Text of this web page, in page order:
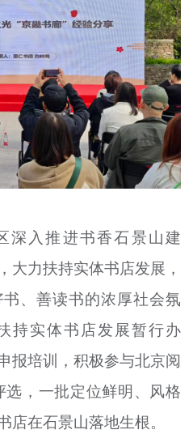
深入推进书香石景山建
大力扶持实体书店发展，
、善读书的浓厚社会氛
持实体书店发展暂行办
报培训，积极参与北京阅
选，一批定位鲜明、风格
在石景山落地生根。